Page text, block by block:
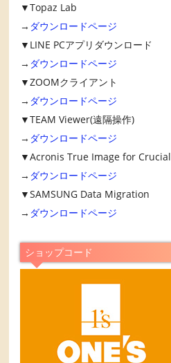
▼Topaz Lab
→ ダウンロードページ
▼LINE PCアプリダウンロード
→ ダウンロードページ
▼ZOOMクライアント
→ ダウンロードページ
▼TEAM Viewer(遠隔操作)
→ ダウンロードページ
▼Acronis True Image for Crucial
→ ダウンロードページ
▼SAMSUNG Data Migration
→ ダウンロードページ
ショップコード